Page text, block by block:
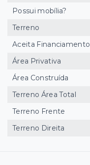
Possui mobília?
Terreno
Aceita Financiamento
Área Privativa
Área Construída
Terreno Área Total
Terreno Frente
Terreno Direita